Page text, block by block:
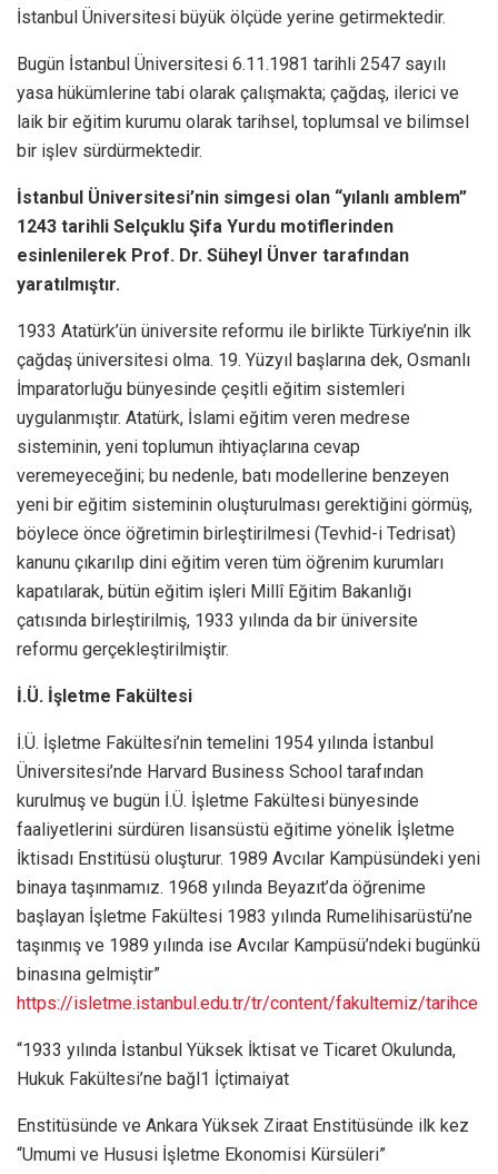
İstanbul Üniversitesi büyük ölçüde yerine getirmektedir.
Bugün İstanbul Üniversitesi 6.11.1981 tarihli 2547 sayılı
yasa hükümlerine tabi olarak çalışmakta; çağdaş, ilerici ve
laik bir eğitim kurumu olarak tarihsel, toplumsal ve bilimsel
bir işlev sürdürmektedir.
İstanbul Üniversitesi’nin simgesi olan “yılanlı amblem”
1243 tarihli Selçuklu Şifa Yurdu motiflerinden
esinlenilerek Prof. Dr. Süheyl Ünver tarafından
yaratılmıştır.
1933 Atatürk’ün üniversite reformu ile birlikte Türkiye’nin ilk
çağdaş üniversitesi olma. 19. Yüzyıl başlarına dek, Osmanlı
İmparatorluğu bünyesinde çeşitli eğitim sistemleri
uygulanmıştır. Atatürk, İslami eğitim veren medrese
sisteminin, yeni toplumun ihtiyaçlarına cevap
veremeyeceğini; bu nedenle, batı modellerine benzeyen
yeni bir eğitim sisteminin oluşturulması gerektiğini görmüş,
böylece önce öğretimin birleştirilmesi (Tevhid-i Tedrisat)
kanunu çıkarılıp dini eğitim veren tüm öğrenim kurumları
kapatılarak, bütün eğitim işleri Millî Eğitim Bakanlığı
çatısında birleştirilmiş, 1933 yılında da bir üniversite
reformu gerçekleştirilmiştir.
İ.Ü. İşletme Fakültesi
İ.Ü. İşletme Fakültesi’nin temelini 1954 yılında İstanbul
Üniversitesi’nde Harvard Business School tarafından
kurulmuş ve bugün İ.Ü. İşletme Fakültesi bünyesinde
faaliyetlerini sürdüren lisansüstü eğitime yönelik İşletme
İktisadı Enstitüsü oluşturur. 1989 Avcılar Kampüsündeki yeni
binaya taşınmamız. 1968 yılında Beyazıt’da öğrenime
başlayan İşletme Fakültesi 1983 yılında Rumelihisarüstü’ne
taşınmış ve 1989 yılında ise Avcılar Kampüsü’ndeki bugünkü
binasına gelmiştir”
https://isletme.istanbul.edu.tr/tr/content/fakultemiz/tarihce
“1933 yılında İstanbul Yüksek İktisat ve Ticaret Okulunda,
Hukuk Fakültesi’ne bağl1 İçtimaiyat
Enstitüsünde ve Ankara Yüksek Ziraat Enstitüsünde ilk kez
“Umumi ve Hususi İşletme Ekonomisi Kürsüleri”